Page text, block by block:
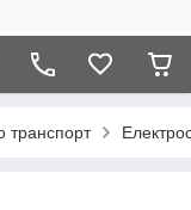
транспорт